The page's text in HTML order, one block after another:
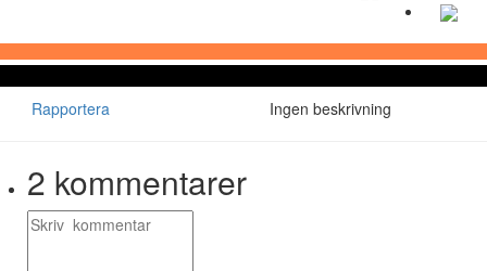
Rapportera Ingen beskrivning
2 kommentarer